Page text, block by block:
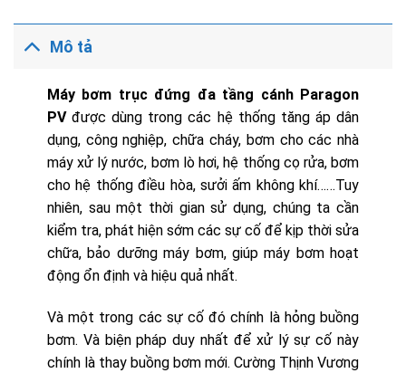
Mô tả
Máy bơm trục đứng đa tầng cánh Paragon
PV được dùng trong các hệ thống tăng áp dân
dụng, công nghiệp, chữa cháy, bơm cho các nhà
máy xử lý nước, bơm lò hơi, hệ thống cọ rửa, bơm
cho hệ thống điều hòa, sưởi ấm không khí……Tuy
nhiên, sau một thời gian sử dụng, chúng ta cần
kiểm tra, phát hiện sớm các sự cố để kịp thời sửa
chữa, bảo dưỡng máy bơm, giúp máy bơm hoạt
động ổn định và hiệu quả nhất.
Và một trong các sự cố đó chính là hỏng buồng
bơm. Và biện pháp duy nhất để xử lý sự cố này
chính là thay buồng bơm mới. Cường Thịnh Vương